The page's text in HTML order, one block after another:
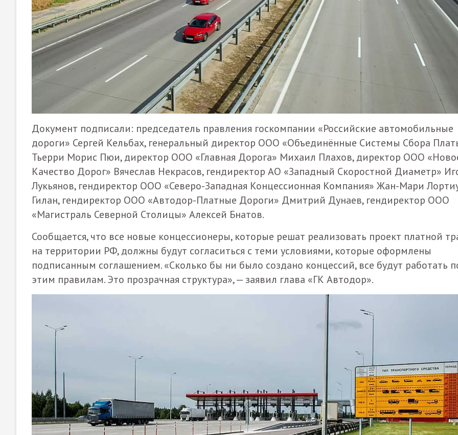
Документ подписали: председатель правления госкомпании «Российские автомобильные
дороги» Сергей Кельбах, генеральный директор ООО «Объединённые Системы Сбора
Тьерри Морис Пюи, директор ООО «Главная Дорога» Михаил Плахов, директор ООО
Качество Дорог» Вячеслав Некрасов, гендиректор АО «Западный Скоростной Диаметр»
Лукьянов, гендиректор ООО «Северо-Западная Концессионная Компания» Жан-Мари
Гилан, гендиректор ООО «Автодор-Платные Дороги» Дмитрий Дунаев, гендиректор ООО
«Магистраль Северной Столицы» Алексей Бнатов.
Сообщается, что все новые концессионеры, которые решат реализовать проект платной
на территории РФ, должны будут согласиться с теми условиями, которые оформлены
подписанным соглашением. «Сколько бы ни было создано концессий, все будут работать
этим правилам. Это прозрачная структура», — заявил глава «ГК Автодор».